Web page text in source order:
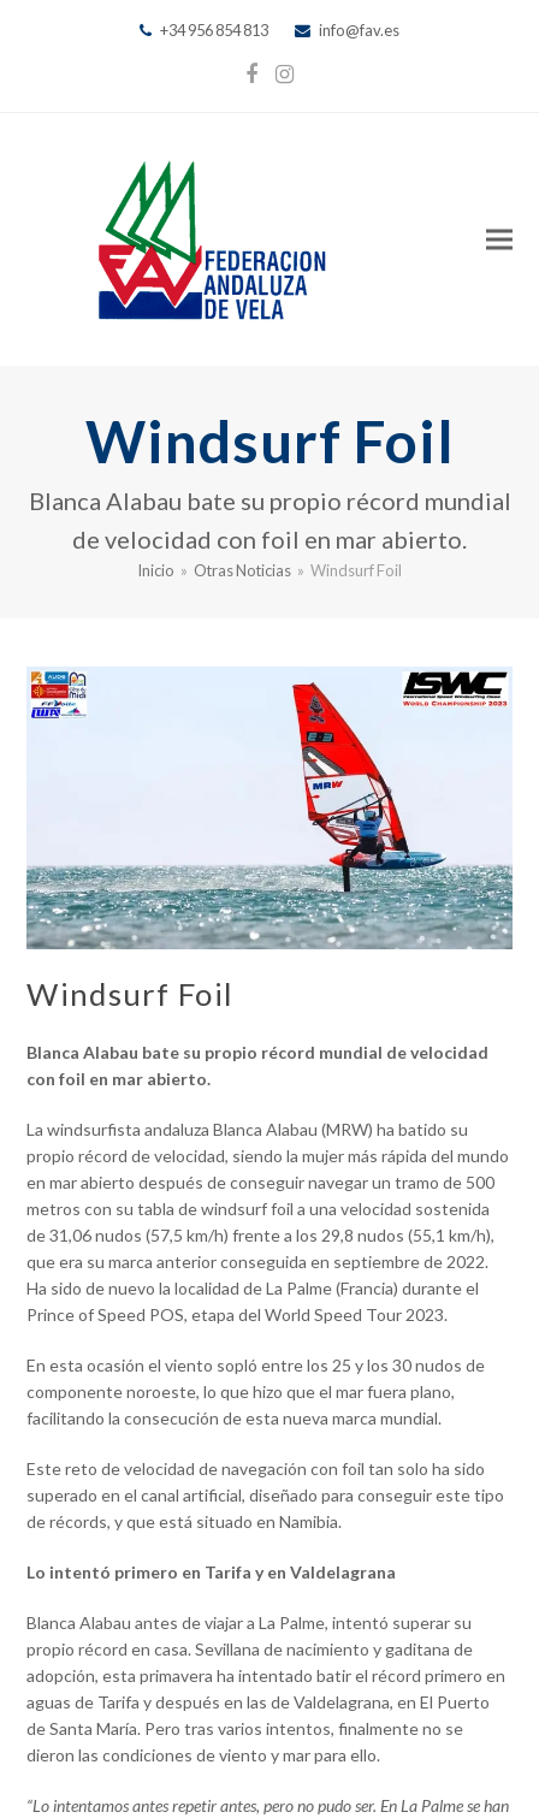
+34 956 854 813 info@fav.es
Facebook
Instagram
Windsurf Foil
Blanca Alabau bate su propio récord mundial
de velocidad con foil en mar abierto.
Inicio » Otras Noticias » Windsurf Foil
Windsurf Foil
Blanca Alabau bate su propio récord mundial de velocidad
con foil en mar abierto.
La windsurfista andaluza Blanca Alabau (MRW) ha batido su
propio récord de velocidad, siendo la mujer más rápida del mundo
en mar abierto después de conseguir navegar un tramo de 500
metros con su tabla de windsurf foil a una velocidad sostenida
de 31,06 nudos (57,5 km/h) frente a los 29,8 nudos (55,1 km/h),
que era su marca anterior conseguida en septiembre de 2022.
Ha sido de nuevo la localidad de La Palme (Francia) durante el
Prince of Speed POS, etapa del World Speed Tour 2023.
En esta ocasión el viento sopló entre los 25 y los 30 nudos de
componente noroeste, lo que hizo que el mar fuera plano,
facilitando la consecución de esta nueva marca mundial.
Este reto de velocidad de navegación con foil tan solo ha sido
superado en el canal artificial, diseñado para conseguir este tipo
de récords, y que está situado en Namibia.
Lo intentó primero en Tarifa y en Valdelagrana
Blanca Alabau antes de viajar a La Palme, intentó superar su
propio récord en casa. Sevillana de nacimiento y gaditana de
adopción, esta primavera ha intentado batir el récord primero en
aguas de Tarifa y después en las de Valdelagrana, en El Puerto
de Santa María. Pero tras varios intentos, finalmente no se
dieron las condiciones de viento y mar para ello.
“Lo intentamos antes repetir antes, pero no pudo ser. En La Palme se han